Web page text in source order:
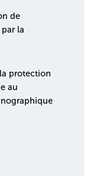
de
la
protection
au